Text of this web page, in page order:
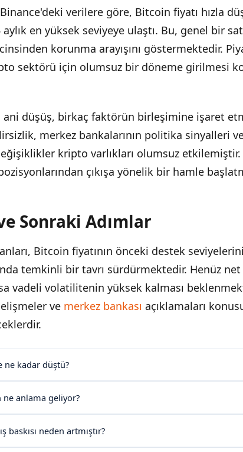
Baskısı
verilere göre, Bitcoin fiyatı hızla
en yüksek seviyeye ulaştı. Bu, genel bir
korunma arayışını göstermektedir.
sektörü için olumsuz bir döneme girilmesi
ani düşüş, birkaç faktörün birleşimine işaret
merkez bankalarının politika sinyalleri
kripto varlıkları olumsuz
çıkışa yönelik bir hamle
Sonraki Adımlar
Bitcoin fiyatının önceki destek
temkinli bir tavrı sürdürmektedir. Henüz
vadeli volatilitenin yüksek kalması
ve merkez bankası açıklamaları
ne kadar düştü?
ne anlama geliyor?
baskısı neden artmıştır?